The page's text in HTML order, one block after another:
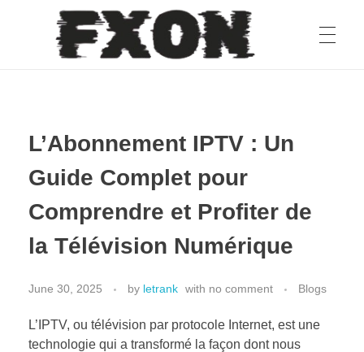
fxon
L’Abonnement IPTV : Un
Guide Complet pour
Comprendre et Profiter de
la Télévision Numérique
June 30, 2025 by letrank with no comment Blogs
L’IPTV, ou télévision par protocole Internet, est une
technologie qui a transformé la façon dont nous